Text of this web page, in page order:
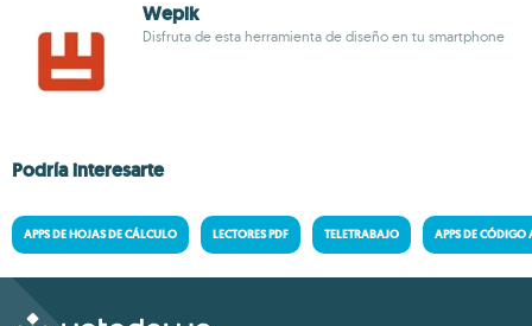
Wepik
Disfruta de esta herramienta de diseño en tu smartphone
Podría interesarte
APPS DE HOJAS DE CÁLCULO LECTORES PDF TELETRABAJO APPS DE CÓDIGO